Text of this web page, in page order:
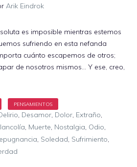
Arik Eindrok
es imposible mientras estemos
sufriendo en esta nefanda
cuánto escapemos de otros;
de nosotros mismos… Y ese, creo,
Desamor, Dolor, Extraño
Muerte Nostalgia Odio
Soledad Sufrimiento